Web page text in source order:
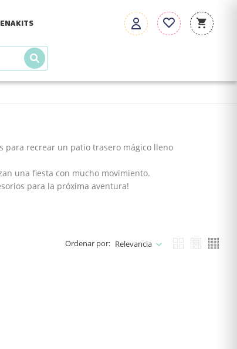
KITS
para recrear un patio trasero mágico lleno
una fiesta con mucho movimiento.
para la próxima aventura!
Ordenar por: Relevancia